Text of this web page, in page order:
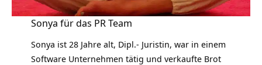
Sonya für das PR Team
Sonya ist 28 Jahre alt, Dipl.- Juristin, war in einem
Software Unternehmen tätig und verkaufte Brot